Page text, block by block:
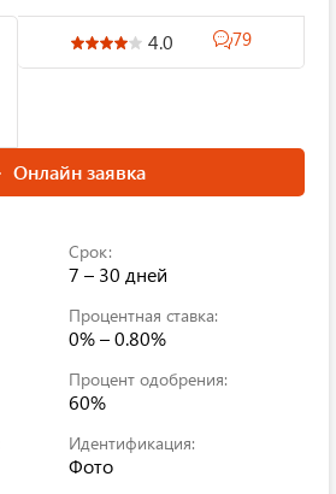
4.0 79
Онлайн заявка
Срок:
7 – 30 дней
Процентная ставка:
0% – 0.80%
Процент одобрения:
60%
Идентификация:
Фото